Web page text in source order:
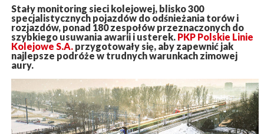
Stały monitoring sieci kolejowej, blisko 300
specjalistycznych pojazdów do odśnieżania torów i
rozjazdów, ponad 180 zespołów przeznaczonych do
szybkiego usuwania awarii i usterek. PKP Polskie Linie
Kolejowe S.A.przygotowały się, aby zapewnić jak
najlepsze podróże w trudnych warunkach zimowej
aury.